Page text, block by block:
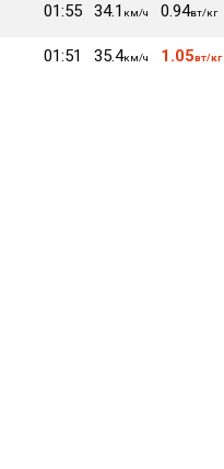
01:55 34.1 км/ч 0.94вт/кг
01:51 35.4км/ч 1.05вт/кг